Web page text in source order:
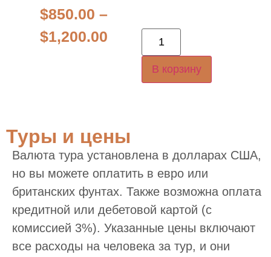
$850.00 –
$1,200.00
В корзину
Туры и цены
Валюта тура установлена в долларах США,
но вы можете оплатить в евро или
британских фунтах. Также возможна оплата
кредитной или дебетовой картой (с
комиссией 3%). Указанные цены включают
все расходы на человека за тур, и они